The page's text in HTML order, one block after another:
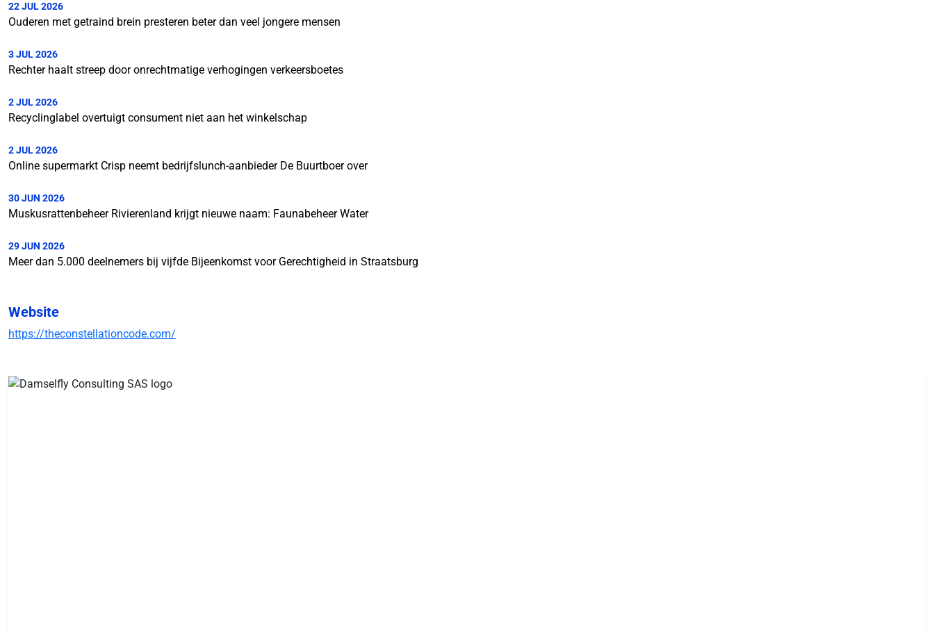
22 JUL 2026
Ouderen met getraind brein presteren beter dan veel jongere mensen
3 JUL 2026
Rechter haalt streep door onrechtmatige verhogingen verkeersboetes
2 JUL 2026
Recyclinglabel overtuigt consument niet aan het winkelschap
2 JUL 2026
Online supermarkt Crisp neemt bedrijfslunch-aanbieder De Buurtboer over
30 JUN 2026
Muskusrattenbeheer Rivierenland krijgt nieuwe naam: Faunabeheer Water
29 JUN 2026
Meer dan 5.000 deelnemers bij vijfde Bijeenkomst voor Gerechtigheid in Straatsburg
Website
https://theconstellationcode.com/